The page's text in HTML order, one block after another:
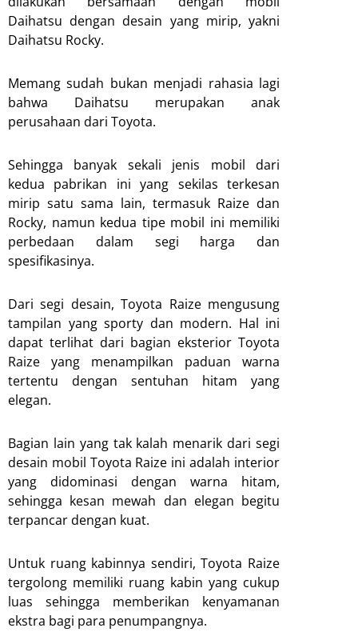
Daihatsu dengan desain yang mirip, yakni
Daihatsu Rocky.
Memang sudah bukan menjadi rahasia lagi
bahwa Daihatsu merupakan anak
perusahaan dari Toyota.
Sehingga banyak sekali jenis mobil dari
kedua pabrikan ini yang sekilas terkesan
mirip satu sama lain, termasuk Raize dan
Rocky, namun kedua tipe mobil ini memiliki
perbedaan dalam segi harga dan
spesifikasinya.
Dari segi desain, Toyota Raize mengusung
tampilan yang sporty dan modern. Hal ini
dapat terlihat dari bagian eksterior Toyota
Raize yang menampilkan paduan warna
tertentu dengan sentuhan hitam yang
elegan.
Bagian lain yang tak kalah menarik dari segi
desain mobil Toyota Raize ini adalah interior
yang didominasi dengan warna hitam,
sehingga kesan mewah dan elegan begitu
terpancar dengan kuat.
Untuk ruang kabinnya sendiri, Toyota Raize
tergolong memiliki ruang kabin yang cukup
luas sehingga memberikan kenyamanan
ekstra bagi para penumpangnya.